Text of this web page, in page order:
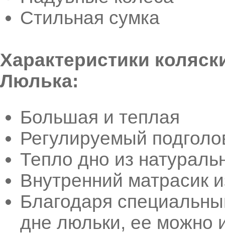
Стильная сумка
Характеристики
Люлька:
Большая и теплая
Регулируемый
Тепло дно из
Внутренний матрасик
Благодаря
дне люльки, ее можно